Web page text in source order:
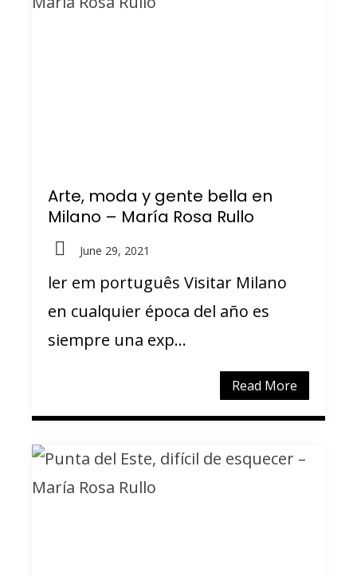
Arte, moda y gente bella en
Milano – María Rosa Rullo
June 29, 2021
ler em português Visitar Milano
en cualquier época del año es
siempre una exp...
Read More